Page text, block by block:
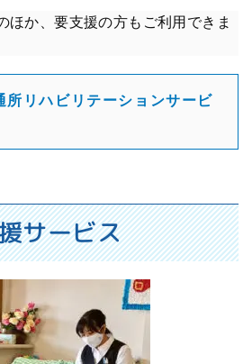
ほか、要支援の方もご利用できま
所リハビリテーションサービ
サービス